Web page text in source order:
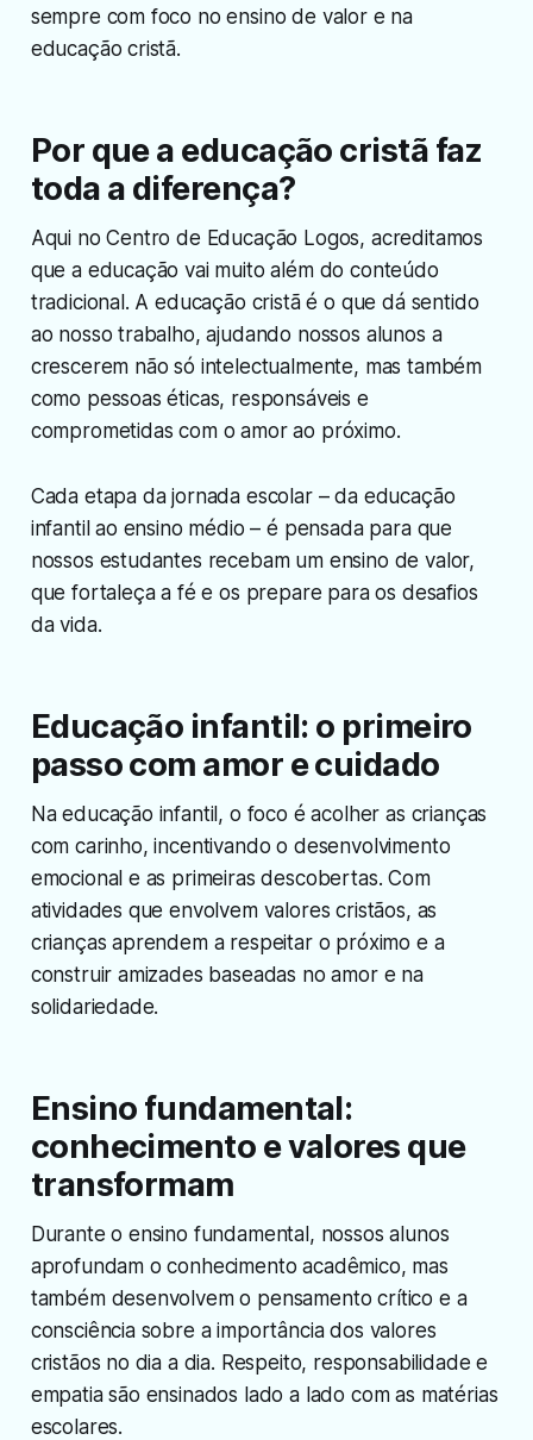
sempre com foco no ensino de valor e na
educação cristã.
Por que a educação cristã faz
toda a diferença?
Aqui no Centro de Educação Logos, acreditamos
que a educação vai muito além do conteúdo
tradicional. A educação cristã é o que dá sentido
ao nosso trabalho, ajudando nossos alunos a
crescerem não só intelectualmente, mas também
como pessoas éticas, responsáveis e
comprometidas com o amor ao próximo.
Cada etapa da jornada escolar – da educação
infantil ao ensino médio – é pensada para que
nossos estudantes recebam um ensino de valor,
que fortaleça a fé e os prepare para os desafios
da vida.
Educação infantil: o primeiro
passo com amor e cuidado
Na educação infantil, o foco é acolher as crianças
com carinho, incentivando o desenvolvimento
emocional e as primeiras descobertas. Com
atividades que envolvem valores cristãos, as
crianças aprendem a respeitar o próximo e a
construir amizades baseadas no amor e na
solidariedade.
Ensino fundamental:
conhecimento e valores que
transformam
Durante o ensino fundamental, nossos alunos
aprofundam o conhecimento acadêmico, mas
também desenvolvem o pensamento crítico e a
consciência sobre a importância dos valores
cristãos no dia a dia. Respeito, responsabilidade e
empatia são ensinados lado a lado com as matérias
escolares.